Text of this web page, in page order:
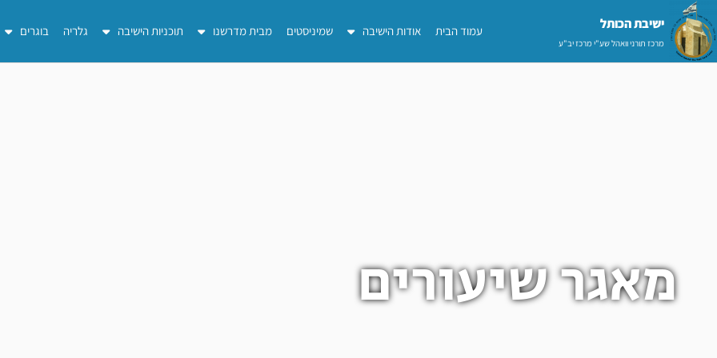
דילוג
לתוכן
ישיבת הכותל​
מרכז תורני וואהל שע"י מרכז יב"ע
עמוד הבית אודות הישיבה שמיניסטים מבית מדרשנו תוכניות הישיבה גלריה בוגרים
מאגר שיעורים